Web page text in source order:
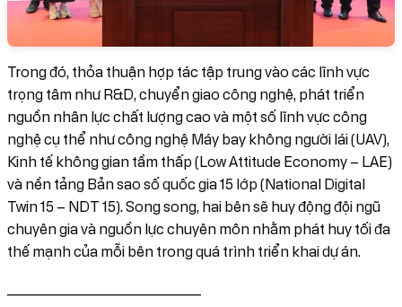
Trong đó, thỏa thuận hợp tác tập trung vào các lĩnh vực
trọng tâm như R&D, chuyển giao công nghệ, phát triển
nguồn nhân lực chất lượng cao và một số lĩnh vực công
nghệ cụ thể như công nghệ Máy bay không người lái (UAV),
Kinh tế không gian tầm thấp (Low Attitude Economy – LAE)
và nền tảng Bản sao số quốc gia 15 lớp (National Digital
Twin 15 – NDT 15). Song song, hai bên sẽ huy động đội ngũ
chuyên gia và nguồn lực chuyên môn nhằm phát huy tối đa
thế mạnh của mỗi bên trong quá trình triển khai dự án.